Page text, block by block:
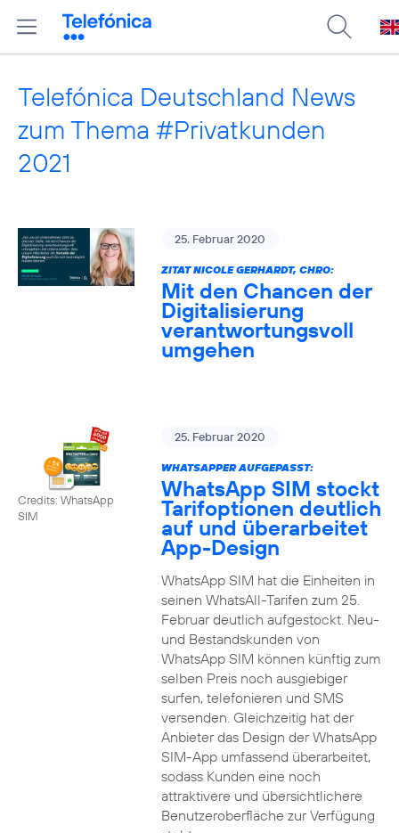
Telefónica Deutschland News
zum Thema #Privatkunden
2021
25. Februar 2020
ZITAT NICOLE GERHARDT, CHRO:
Mit den Chancen der
Digitalisierung
verantwortungsvoll
umgehen
Credits: WhatsApp
SIM
25. Februar 2020
WHATSAPPER AUFGEPASST:
WhatsApp SIM stockt
Tarifoptionen deutlich
auf und überarbeitet
App-Design
WhatsApp SIM hat die Einheiten in
seinen WhatsAll-Tarifen zum 25.
Februar deutlich aufgestockt. Neu-
und Bestandskunden von
WhatsApp SIM können künftig zum
selben Preis noch ausgiebiger
surfen, telefonieren und SMS
versenden. Gleichzeitig hat der
Anbieter das Design der WhatsApp
SIM-App umfassend überarbeitet,
sodass Kunden eine noch
attraktivere und übersichtlichere
Benutzeroberfläche zur Verfügung